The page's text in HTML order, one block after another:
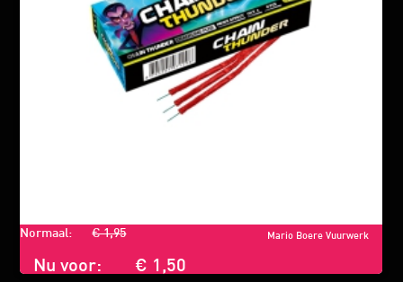
Mario Boere Vuurwerk
Normaal: € 1,95
Nu voor: € 1,50